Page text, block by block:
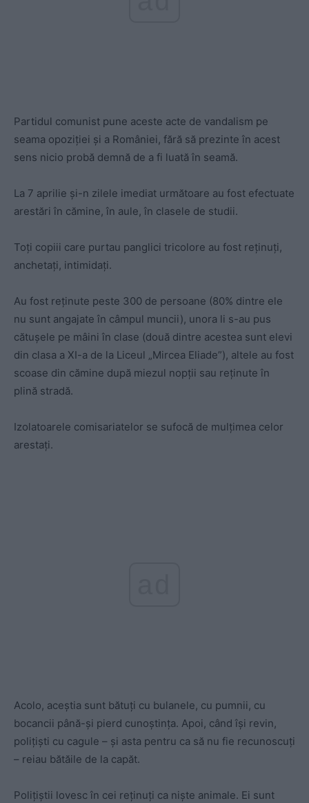
Partidul comunist pune aceste acte de vandalism pe
seama opoziţiei şi a României, fără să prezinte în acest
sens nicio probă demnă de a fi luată în seamă.
La 7 aprilie şi-n zilele imediat următoare au fost efectuate
arestări în cămine, în aule, în clasele de studii.
Toţi copiii care purtau panglici tricolore au fost reţinuţi,
anchetaţi, intimidaţi.
Au fost reţinute peste 300 de persoane (80% dintre ele
nu sunt angajate în câmpul muncii), unora li s-au pus
cătuşele pe mâini în clase (două dintre acestea sunt elevi
din clasa a XI-a de la Liceul „Mircea Eliade”), altele au fost
scoase din cămine după miezul nopţii sau reţinute în
plină stradă.
Izolatoarele comisariatelor se sufocă de mulţimea celor
arestaţi.
Acolo, aceştia sunt bătuţi cu bulanele, cu pumnii, cu
bocancii până-şi pierd cunoştinţa. Apoi, când îşi revin,
poliţişti cu cagule – şi asta pentru ca să nu fie recunoscuţi
– reiau bătăile de la capăt.
Poliţiştii lovesc în cei reţinuţi ca nişte animale. Ei sunt